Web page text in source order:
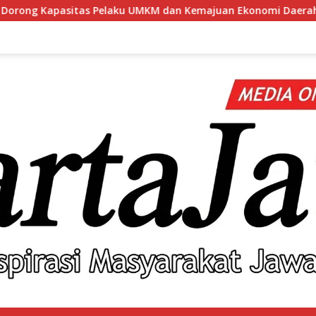
dan Kemajuan Ekonomi Daerah, BRI Branch Office Pare